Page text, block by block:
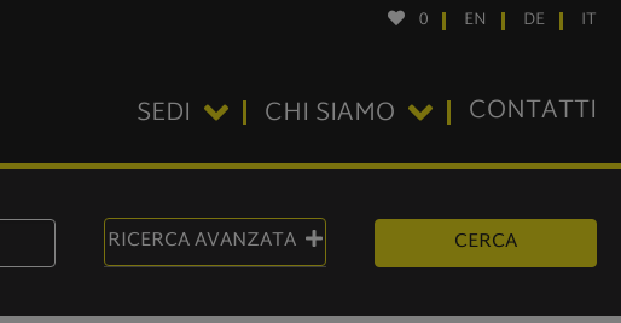
0 EN DE IT
SEDI CHI SIAMO CONTATTI
CERCA
RICERCA AVANZATA